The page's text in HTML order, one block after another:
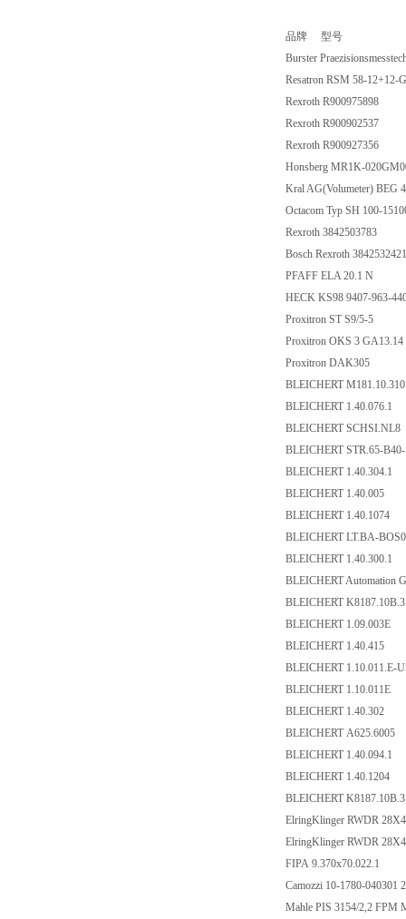
品牌 型号
Burster
Resatron RSM 58-
Rexroth R900975898
Rexroth R900902537
Rexroth R900927356
Honsberg MR1K-
Kral AG(Volumeter) BEG
Octacom Typ SH 100-
Rexroth 3842503783
Bosch Rexroth
PFAFF ELA 20.1 N
HECK KS98 9407-963-
Proxitron ST S9/5-5
Proxitron OKS 3
Proxitron DAK305
BLEICHERT
BLEICHERT 1.40.076.1
BLEICHERT SCHSI.NL8
BLEICHERT STR.65-
BLEICHERT 1.40.304.1
BLEICHERT 1.40.005
BLEICHERT 1.40.1074
BLEICHERT LT.BA-
BLEICHERT 1.40.300.1
BLEICHERT Automation
BLEICHERT
BLEICHERT 1.09.003E
BLEICHERT 1.40.415
BLEICHERT 1.10.011.E-
BLEICHERT 1.10.011E
BLEICHERT 1.40.302
BLEICHERT A625.6005
BLEICHERT 1.40.094.1
BLEICHERT 1.40.1204
BLEICHERT
ElringKlinger RWDR
ElringKlinger RWDR
FIPA 9.370x70.022.1
Camozzi 10-1780-
Mahle PIS 3154/2,2 FPM